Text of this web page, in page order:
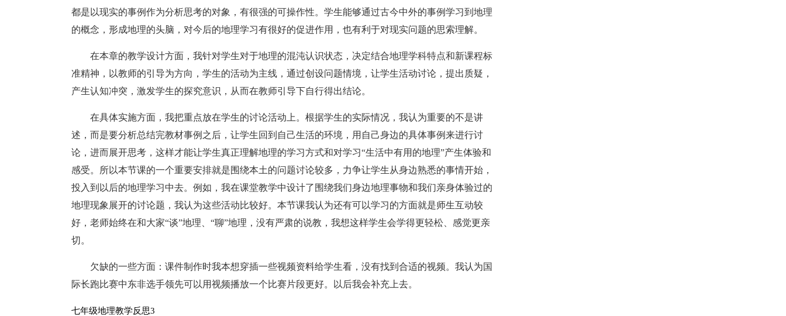
都是以现实的事例作为分析思考的对象，有很强的可操作性。学生能够通过古今中外的事例学习到地理
的概念，形成地理的头脑，对今后的地理学习有很好的促进作用，也有利于对现实问题的思索理解。
在本章的教学设计方面，我针对学生对于地理的混沌认识状态，决定结合地理学科特点和新课程标
准精神，以教师的引导为方向，学生的活动为主线，通过创设问题情境，让学生活动讨论，提出质疑，
产生认知冲突，激发学生的探究意识，从而在教师引导下自行得出结论。
在具体实施方面，我把重点放在学生的讨论活动上。根据学生的实际情况，我认为重要的不是讲
述，而是要分析总结完教材事例之后，让学生回到自己生活的环境，用自己身边的具体事例来进行讨
论，进而展开思考，这样才能让学生真正理解地理的学习方式和对学习“生活中有用的地理”产生体验和
感受。所以本节课的一个重要安排就是围绕本土的问题讨论较多，力争让学生从身边熟悉的事情开始，
投入到以后的地理学习中去。例如，我在课堂教学中设计了围绕我们身边地理事物和我们亲身体验过的
地理现象展开的讨论题，我认为这些活动比较好。本节课我认为还有可以学习的方面就是师生互动较
好，老师始终在和大家“谈”地理、“聊”地理，没有严肃的说教，我想这样学生会学得更轻松、感觉更亲
切。
欠缺的一些方面：课件制作时我本想穿插一些视频资料给学生看，没有找到合适的视频。我认为国
际长跑比赛中东非选手领先可以用视频播放一个比赛片段更好。以后我会补充上去。
七年级地理教学反思3